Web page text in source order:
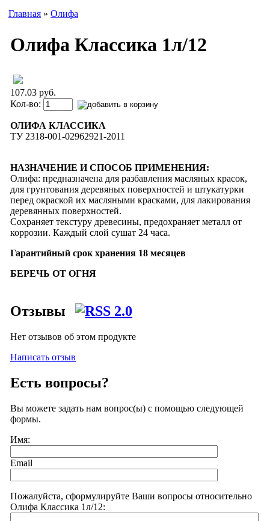
Главная » Олифа
Олифа Классика 1л/12
107.03 руб.
Кол-во:
ОЛИФА КЛАССИКА
ТУ 2318-001-02962921-2011
НАЗНАЧЕНИЕ И СПОСОБ ПРИМЕНЕНИЯ:
Олифа: предназначена для разбавления масляных красок,
для грунтования деревяных поверхностей и штукатурки
перед окраской их масляными красками, для лакирования
дере­вянных поверхностей.
Сохраняет текстуру древесины, предохраняет металл от
коррозии. Каждый слой сушат 24 часа.
Гарантийный срок хранения 18 месяцев
БЕРЕЧЬ ОТ ОГНЯ
Отзывы
Нет отзывов об этом продукте
Написать отзыв
Есть вопросы?
Вы можете задать нам вопрос(ы) с помощью следующей
формы.
Имя:
Email
Пожалуйста, сформулируйте Ваши вопросы относительно
Олифа Классика 1л/12: